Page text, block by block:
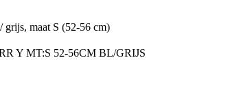
maat S (52-56 cm)
Y MT:S 52-56CM BL/GRIJS